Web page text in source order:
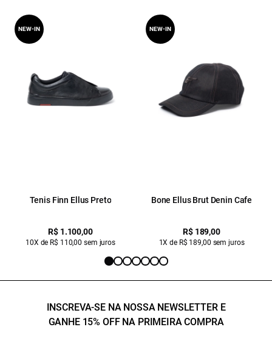
Tenis Finn Ellus Preto
R$ 1.100,00
10X de R$ 110,00 sem juros
NEW-IN
Bone Ellus Brut Denin Cafe
R$ 189,00
1X de R$ 189,00 sem juros
NEW-IN
INSCREVA-SE NA NOSSA NEWSLETTER E
GANHE 15% OFF NA PRIMEIRA COMPRA